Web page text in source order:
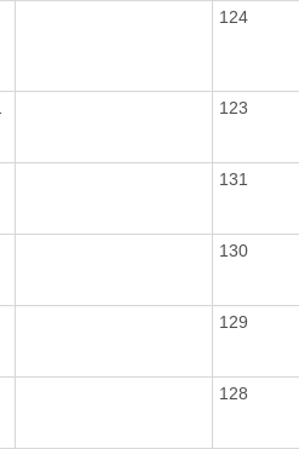
124
123
131
130
129
128